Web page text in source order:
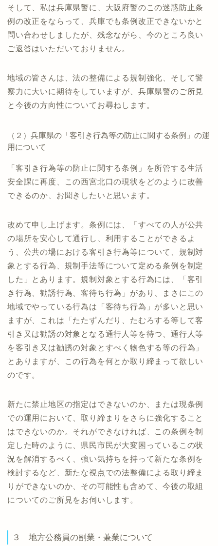
そして、私は兵庫県警に、大阪府警のこの迷惑防止条
例の改正をならって、兵庫でも条例改正できないかと
問い合わせしましたが、残念ながら、今のところ良い
ご返答はいただいておりません。
地域の皆さんは、法の整備による規制強化、そして警
察力に大いに期待をしていますが、兵庫県警のご所見
と今後の方向性についてお尋ねします。
（２）兵庫県の「客引き行為等の防止に関する条例」の運
用について
「客引き行為等の防止に関する条例」を所管する生活
安全課に再度、この西宮北口の現状をどのように改善
できるのか、お聞きしたいと思います。
改めて申し上げます。条例には、「すべての人が公共
の場所を安心して通行し、利用することができるよ
う、公共の場における客引き行為等について、規制対
象とする行為、規制手法等について定める条例を制定
した」とあります。規制対象とする行為には、「客引
き行為、勧誘行為、客待ち行為」があり、まさにこの
地域でやっている行為は「客待ち行為」が多いと思い
ますが、これは「たたずんだり、たむろする等して客
引き又は勧誘の対象となる通行人等を待つ、通行人等
を客引き又は勧誘の対象とすべく物色する等の行為」
とありますが、この行為を何とか取り締まって欲しい
のです。
新たに禁止地区の指定はできないのか、または現条例
での運用において、取り締まりをさらに強化すること
はできないのか。それができなければ、この条例を制
定した時のように、県民市民が大変困っているこの状
況を解消するべく、強い気持ちを持って新たな条例を
検討するなど、新たな視点での法整備による取り締ま
りができないのか、その可能性も含めて、今後の取組
についてのご所見をお伺いします。
３ 地方公務員の副業・兼業について